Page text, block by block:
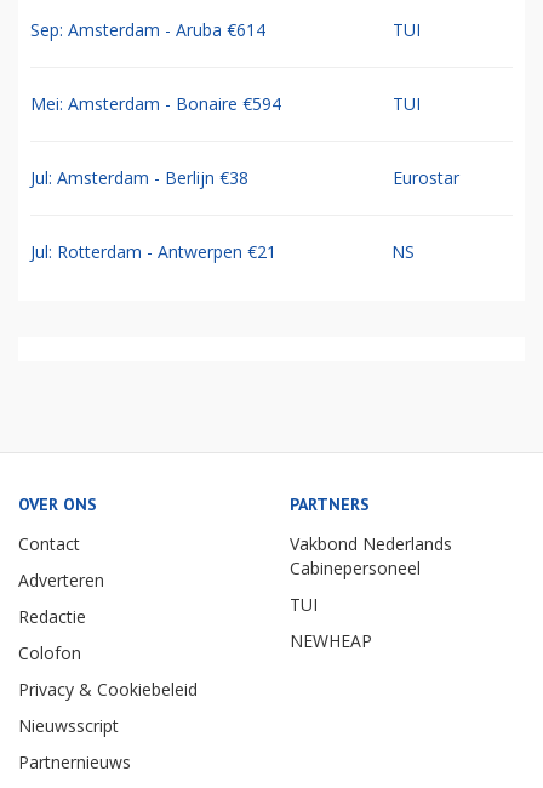
Sep: Amsterdam - Aruba €614 TUI
Mei: Amsterdam - Bonaire €594 TUI
Jul: Amsterdam - Berlijn €38 Eurostar
Jul: Rotterdam - Antwerpen €21 NS
OVER ONS
Contact
Adverteren
Redactie
Colofon
Privacy & Cookiebeleid
Nieuwsscript
Partnernieuws
PARTNERS
Vakbond Nederlands
Cabinepersoneel
TUI
NEWHEAP